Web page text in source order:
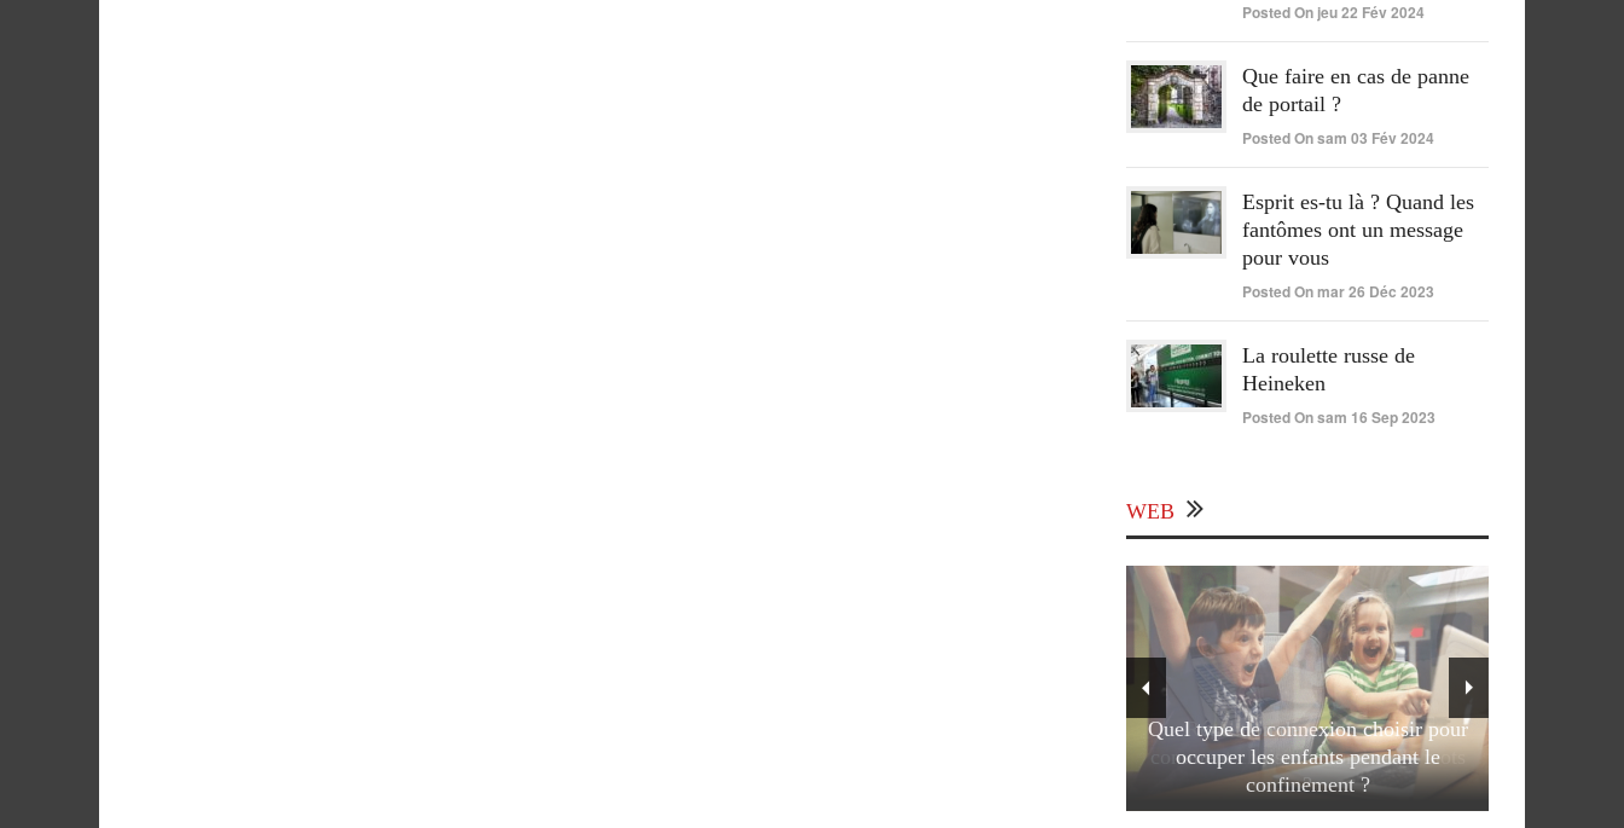
Posted On jeu 22 Fév 2024
Que faire en cas de panne
de portail ?
Posted On sam 03 Fév 2024
Esprit es-tu là ? Quand les
fantômes ont un message
pour vous
Posted On mar 26 Déc 2023
La roulette russe de
Heineken
Posted On sam 16 Sep 2023
WEB
Quel type de connexion choisir pour
occuper les enfants pendant le
confinement ?